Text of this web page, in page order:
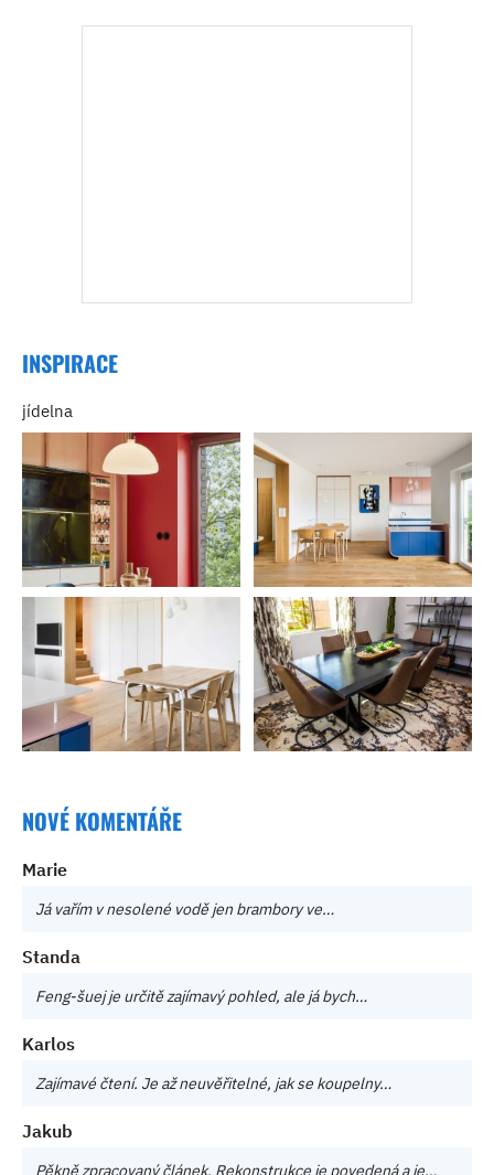
INSPIRACE
jídelna
NOVÉ KOMENTÁŘE
Marie
Já vařím v nesolené vodě jen brambory ve…
Standa
Feng-šuej je určitě zajímavý pohled, ale já bych…
Karlos
Zajímavé čtení. Je až neuvěřitelné, jak se koupelny…
Jakub
Pěkně zpracovaný článek. Rekonstrukce je povedená a je…